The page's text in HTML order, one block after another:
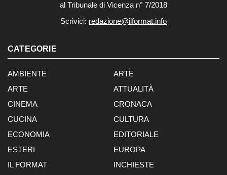
al Tribunale di Vicenza n° 7/2018
Scrivici: redazione@ilformat.info
CATEGORIE
AMBIENTE
ARTE
ARTE
ATTUALITÀ
CINEMA
CRONACA
CUCINA
CULTURA
ECONOMIA
EDITORIALE
ESTERI
EUROPA
IL FORMAT
INCHIESTE